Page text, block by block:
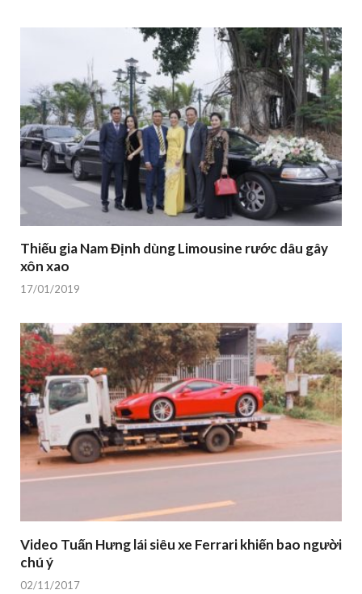
Thiếu gia Nam Định dùng Limousine rước dâu gây
xôn xao
17/01/2019
Video Tuấn Hưng lái siêu xe Ferrari khiến bao người
chú ý
02/11/2017